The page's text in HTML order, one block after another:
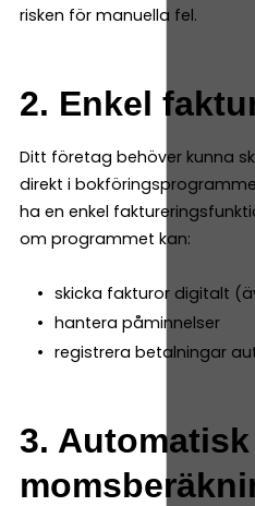
risken för manuella fel.
2. Enkel
Ditt företag behöver kunna
direkt i
ha en enkel
om programmet kan:
skicka fakturor digitalt
hantera påminnelser
registrera betalningar
3. Automatisk